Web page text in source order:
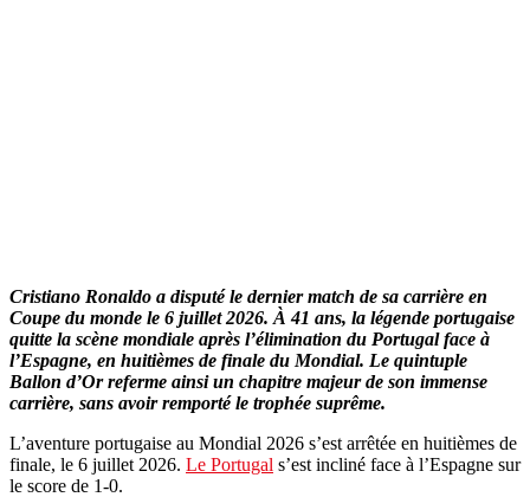
Cristiano Ronaldo a disputé le dernier match de sa carrière en
Coupe du monde le 6 juillet 2026. À 41 ans, la légende portugaise
quitte la scène mondiale après l’élimination du Portugal face à
l’Espagne, en huitièmes de finale du Mondial. Le quintuple
Ballon d’Or referme ainsi un chapitre majeur de son immense
carrière, sans avoir remporté le trophée suprême.
L’aventure portugaise au Mondial 2026 s’est arrêtée en huitièmes de
finale, le 6 juillet 2026. Le Portugal s’est incliné face à l’Espagne sur
le score de 1-0.